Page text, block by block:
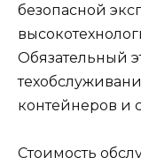
безопасной
Обязательный
контейнеров и
Стоимость